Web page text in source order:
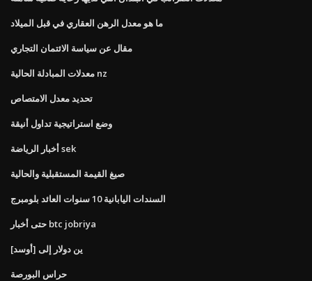
ما هو معدل الرهن العقاري في قبل الميلاد
مقال عن سياسة الائتمان التجاري
معدلات المبادلة الحالية nz
تحديد معدل الامتصاص
وضع استراتيجية تداول أنيقة
أخبار الرياضة sek
صيغ القيمة المستقبلية والحالية
السندات اليابانية 10 سنوات العائد بلومبرج
حتى أخبار btc jobriya
ين دولار إلى [أوسد]
حراس البورصة